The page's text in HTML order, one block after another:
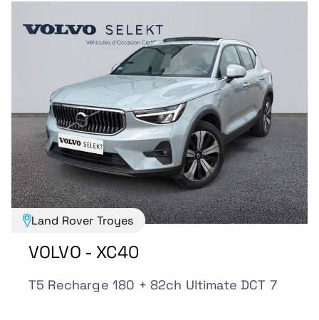
Land Rover Troyes
VOLVO - XC40
T5 Recharge 180 + 82ch Ultimate DCT 7